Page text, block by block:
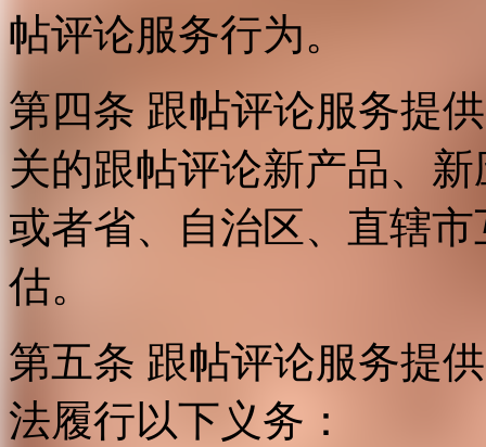
帖评论服务行为。
第四条 跟帖评论服务提
关的跟帖评论新产品、
或者省、自治区、直辖
估。
第五条 跟帖评论服务提
法履行以下义务：